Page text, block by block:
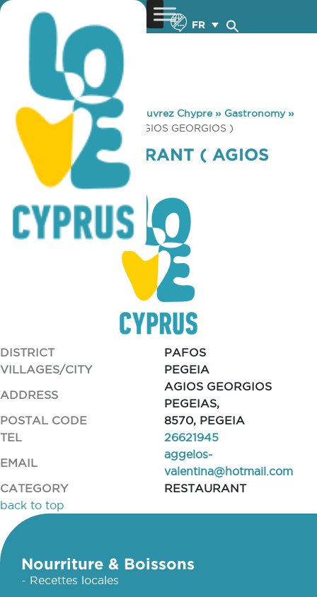
FR
You are here: Home »Découvrez Chypre» Gastronomy»
SUNSET RESTAURANT ( AGIOS GEORGIOS )
SUNSET RESTAURANT ( AGIOS
GEORGIOS )
DISTRICT
PAFOS
VILLAGES/CITY
PEGEIA
ADDRESS
AGIOS GEORGIOS
PEGEIAS,
POSTAL CODE
8570, PEGEIA
TEL
26621945
EMAIL
aggelos-
valentina@hotmail.com
CATEGORY
RESTAURANT
back to top
Nourriture & Boissons
- Recettes locales